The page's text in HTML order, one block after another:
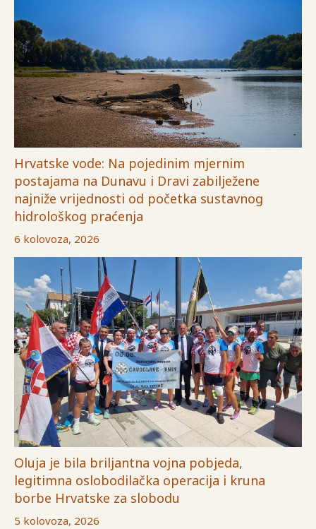
Hrvatske vode: Na pojedinim mjernim
postajama na Dunavu i Dravi zabilježene
najniže vrijednosti od početka sustavnog
hidrološkog praćenja
6 kolovoza, 2026
Oluja je bila briljantna vojna pobjeda,
legitimna oslobodilačka operacija i kruna
borbe Hrvatske za slobodu
5 kolovoza, 2026